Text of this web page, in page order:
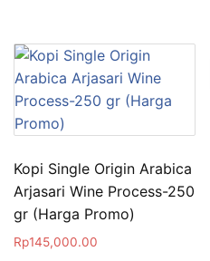
Kopi Single Origin Arabica
Arjasari Wine Process-250
gr (Harga Promo)
Rp145,000.00